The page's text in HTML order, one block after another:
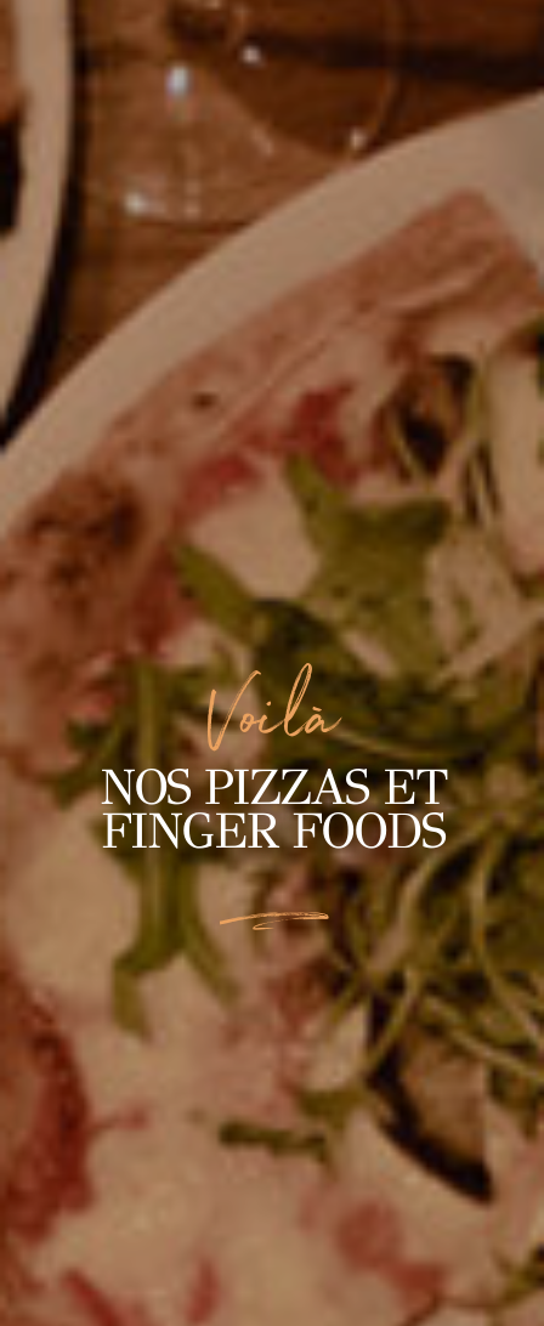
Voilà
NOS PIZZAS ET
FINGER FOODS
L